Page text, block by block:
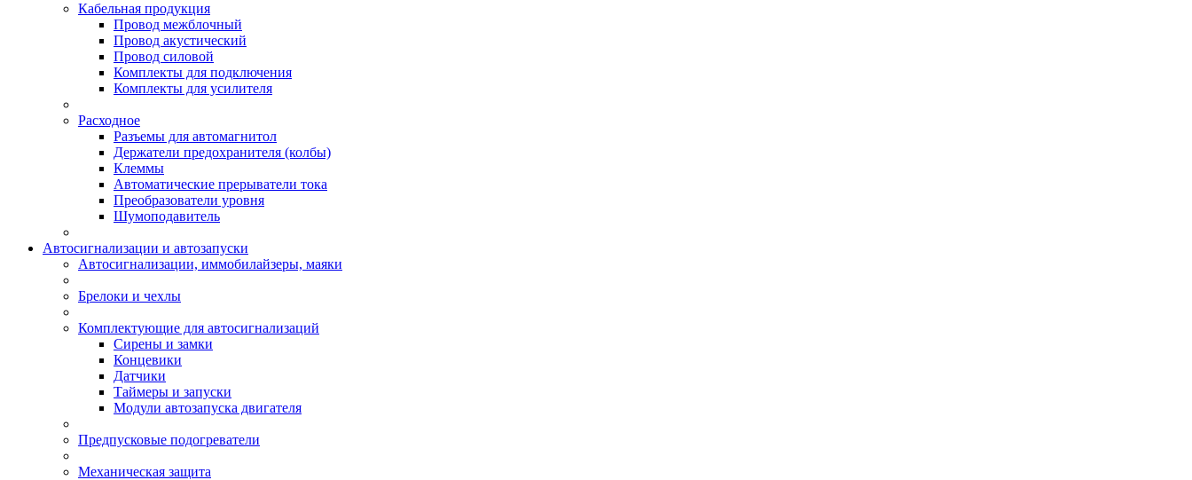
Кабельная продукция
Провод межблочный
Провод акустический
Провод силовой
Комплекты для подключения
Комплекты для усилителя
Расходное
Разъемы для автомагнитол
Держатели предохранителя (колбы)
Клеммы
Автоматические прерыватели тока
Преобразователи уровня
Шумоподавитель
Автосигнализации и автозапуски
Автосигнализации, иммобилайзеры, маяки
Брелоки и чехлы
Комплектующие для автосигнализаций
Сирены и замки
Концевики
Датчики
Таймеры и запуски
Модули автозапуска двигателя
Предпусковые подогреватели
Механическая защита